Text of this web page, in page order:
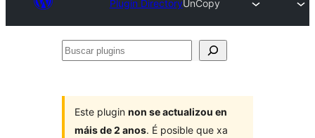
Plugin DirectoryUnCopy
Buscar
Este plugin non se actualizou en
máis de 2 anos. É posible que xa